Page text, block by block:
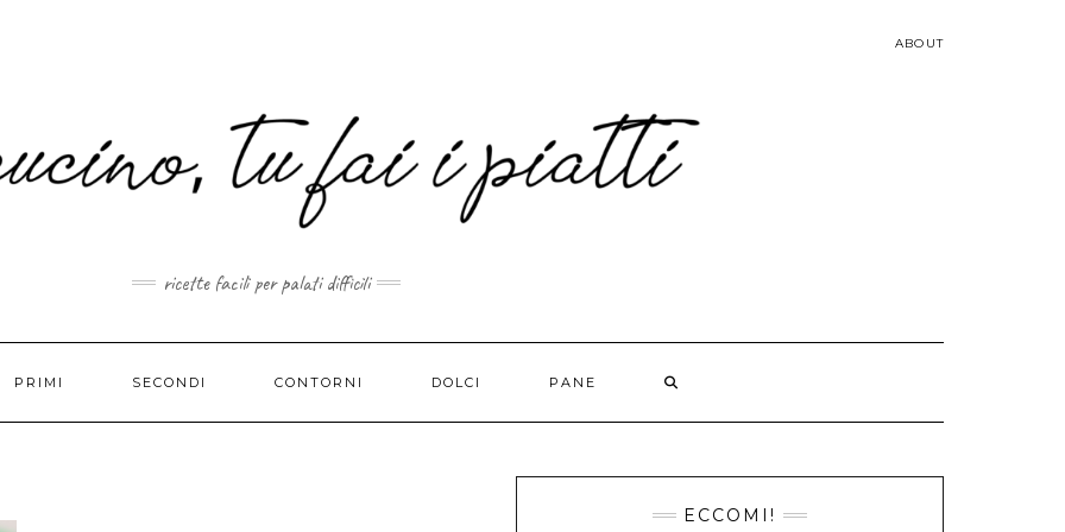
ABOUT
ricette facili per palati difficili
PRIMI SECONDI CONTORNI DOLCI PANE
ECCOMI!